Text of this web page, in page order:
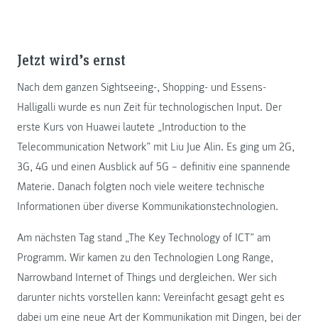
Jetzt wird’s ernst
Nach dem ganzen Sightseeing-, Shopping- und Essens-
Halligalli wurde es nun Zeit für technologischen Input. Der
erste Kurs von Huawei lautete „Introduction to the
Telecommunication Network” mit Liu Jue Alin. Es ging um 2G,
3G, 4G und einen Ausblick auf 5G – definitiv eine spannende
Materie. Danach folgten noch viele weitere technische
Informationen über diverse Kommunikationstechnologien.
Am nächsten Tag stand „The Key Technology of ICT” am
Programm. Wir kamen zu den Technologien Long Range,
Narrowband Internet of Things und dergleichen. Wer sich
darunter nichts vorstellen kann: Vereinfacht gesagt geht es
dabei um eine neue Art der Kommunikation mit Dingen, bei der